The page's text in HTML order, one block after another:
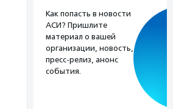
Как попасть в новости
АСИ? Пришлите
материал о вашей
организации, новость,
пресс-релиз, анонс
события.